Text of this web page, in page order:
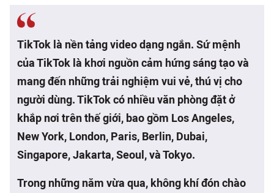
TikTok là nền tảng video dạng ngắn. Sứ mệnh
của TikTok là khơi nguồn cảm hứng sáng tạo và
mang đến những trải nghiệm vui vẻ, thú vị cho
người dùng. TikTok có nhiều văn phòng đặt ở
khắp nơi trên thế giới, bao gồm Los Angeles,
New York, London, Paris, Berlin, Dubai,
Singapore, Jakarta, Seoul, và Tokyo.
Trong những năm vừa qua, không khí đón chào